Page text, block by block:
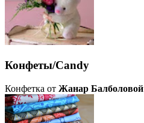
Конфеты/Candy
Конфетка от Жанар Балболовой